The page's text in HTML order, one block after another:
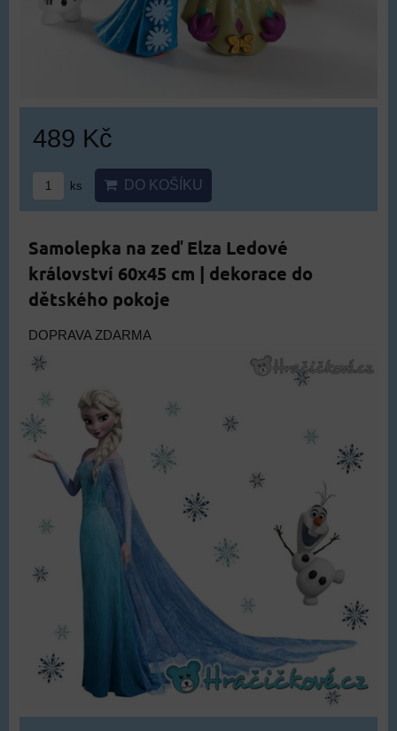
489 Kč
ks DO KOŠÍKU
Samolepka na zeď Elza Ledové
království 60x45 cm | dekorace do
dětského pokoje
DOPRAVA ZDARMA